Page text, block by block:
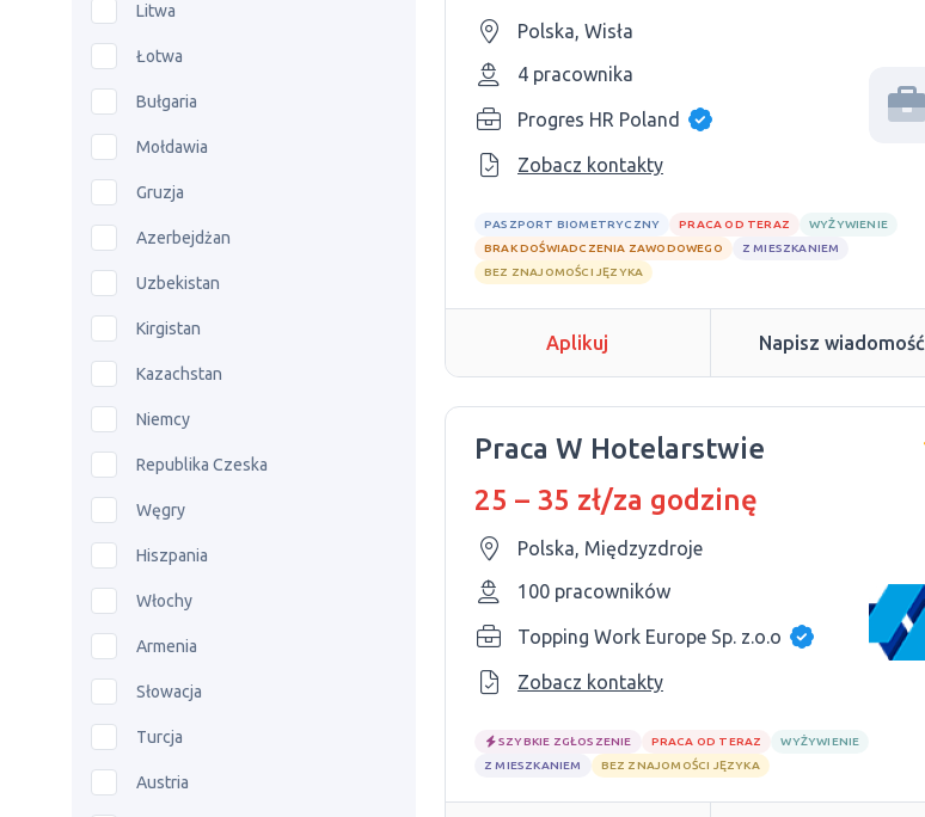
Litwa
Łotwa
Bułgaria
Mołdawia
Gruzja
Azerbejdżan
Uzbekistan
Kirgistan
Kazachstan
Niemcy
Republika Czeska
Węgry
Hiszpania
Włochy
Armenia
Słowacja
Turcja
Austria
Polska, Wisła
4 pracownika
Progres HR Poland
Zobacz kontakty
PASZPORT BIOMETRYCZNY PRACA OD TERAZ
WYŻYWIENIE
BRAK DOŚWIADCZENIA ZAWODOWEGO
Z MIESZKANIEM
BEZ ZNAJOMOŚCI JĘZYKA
Aplikuj Napisz wiadomość
Praca W Hotelarstwie
25 – 35 zł/za godzinę
Polska, Międzyzdroje
100 pracowników
Topping Work Europe Sp. z.o.o
Zobacz kontakty
SZYBKIE ZGŁOSZENIE PRACA OD TERAZ
WYŻYWIENIE
Z MIESZKANIEM
BEZ ZNAJOMOŚCI JĘZYKA